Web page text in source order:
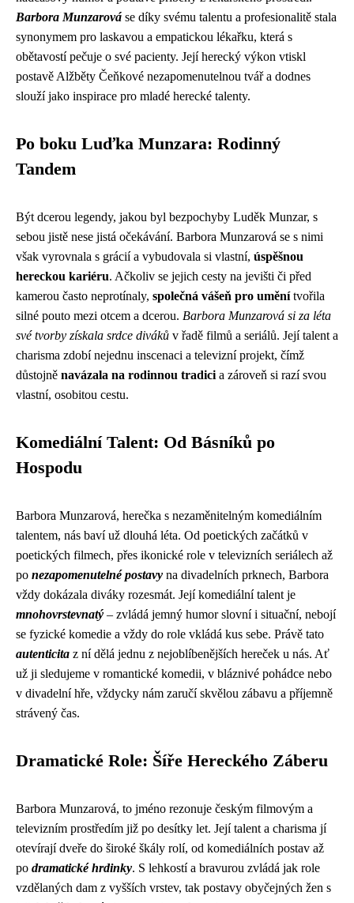
Barbora Munzarová se díky svému talentu a profesionalitě stala
synonymem pro laskavou a empatickou lékařku, která s
obětavostí pečuje o své pacienty. Její herecký výkon vtiskl
postavě Alžběty Čeňkové nezapomenutelnou tvář a dodnes
slouží jako inspirace pro mladé herecké talenty.
Po boku Luďka Munzara: Rodinný
Tandem
Být dcerou legendy, jakou byl bezpochyby Luděk Munzar, s
sebou jistě nese jistá očekávání. Barbora Munzarová se s nimi
však vyrovnala s grácií a vybudovala si vlastní, úspěšnou
hereckou kariéru. Ačkoliv se jejich cesty na jevišti či před
kamerou často neprotínaly, společná vášeň pro uměnítvořila
silné pouto mezi otcem a dcerou. Barbora Munzarová si za léta
své tvorby získala srdce diváků v řadě filmů a seriálů. Její talent a
charisma zdobí nejednu inscenaci a televizní projekt, čímž
důstojně navázala na rodinnou tradici a zároveň si razí svou
vlastní, osobitou cestu.
Komediální Talent: Od Básníků po
Hospodu
Barbora Munzarová, herečka s nezaměnitelným komediálním
talentem, nás baví už dlouhá léta. Od poetických začátků v
poetických filmech, přes ikonické role v televizních seriálech až
po nezapomenutelné postavy na divadelních prknech, Barbora
vždy dokázala diváky rozesmát. Její komediální talent je
mnohovrstevnatý – zvládá jemný humor slovní i situační, nebojí
se fyzické komedie a vždy do role vkládá kus sebe. Právě tato
autenticita z ní dělá jednu z nejoblíbenějších hereček u nás. Ať
už ji sledujeme v romantické komedii, v bláznivé pohádce nebo
v divadelní hře, vždycky nám zaručí skvělou zábavu a příjemně
strávený čas.
Dramatické Role: Šíře Hereckého Záberu
Barbora Munzarová, to jméno rezonuje českým filmovým a
televizním prostředím již po desítky let. Její talent a charisma jí
otevírají dveře do široké škály rolí, od komediálních postav až
po dramatické hrdinky. S lehkostí a bravurou zvládá jak role
vzdělaných dam z vyšších vrstev, tak postavy obyčejných žen s